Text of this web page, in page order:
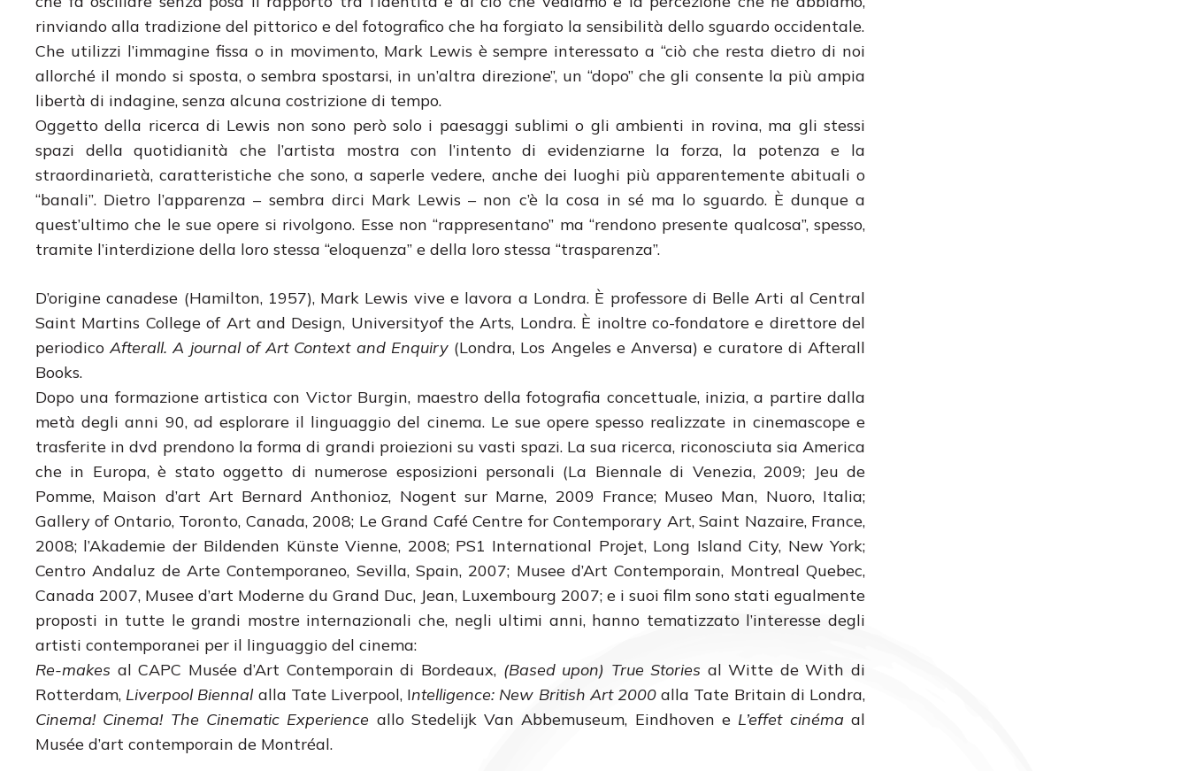
rinviando alla tradizione del pittorico e del fotografico che ha forgiato la sensibilità dello sguardo occidentale.
Che utilizzi l’immagine fissa o in movimento, Mark Lewis è sempre interessato a “ciò che resta dietro di noi
allorché il mondo si sposta, o sembra spostarsi, in un’altra direzione”, un “dopo” che gli consente la più ampia
libertà di indagine, senza alcuna costrizione di tempo.
Oggetto della ricerca di Lewis non sono però solo i paesaggi sublimi o gli ambienti in rovina, ma gli stessi
spazi della quotidianità che l’artista mostra con l’intento di evidenziarne la forza, la potenza e la
straordinarietà, caratteristiche che sono, a saperle vedere, anche dei luoghi più apparentemente abituali o
“banali”. Dietro l’apparenza – sembra dirci Mark Lewis – non c’è la cosa in sé ma lo sguardo. È dunque a
quest’ultimo che le sue opere si rivolgono. Esse non “rappresentano” ma “rendono presente qualcosa”, spesso,
tramite l’interdizione della loro stessa “eloquenza” e della loro stessa “trasparenza”.
D’origine canadese (Hamilton, 1957), Mark Lewis vive e lavora a Londra. È professore di Belle Arti al Central
Saint Martins College of Art and Design, Universityof the Arts, Londra. È inoltre co-fondatore e direttore del
periodicoAfterall. A journal of Art Context and Enquiry(Londra, Los Angeles e Anversa) e curatore di Afterall
Books.
Dopo una formazione artistica con Victor Burgin, maestro della fotografia concettuale, inizia, a partire dalla
metà degli anni 90, ad esplorare il linguaggio del cinema. Le sue opere spesso realizzate in cinemascope e
trasferite in dvd prendono la forma di grandi proiezioni su vasti spazi. La sua ricerca, riconosciuta sia America
che in Europa, è stato oggetto di numerose esposizioni personali (La Biennale di Venezia, 2009; Jeu de
Pomme, Maison d’art Art Bernard Anthonioz, Nogent sur Marne, 2009 France; Museo Man, Nuoro, Italia;
Gallery of Ontario, Toronto, Canada, 2008; Le Grand Café Centre for Contemporary Art, Saint Nazaire, France,
2008; l’Akademie der Bildenden Künste Vienne, 2008; PS1 International Projet, Long Island City, New York;
Centro Andaluz de Arte Contemporaneo, Sevilla, Spain, 2007; Musee d’Art Contemporain, Montreal Quebec,
Canada 2007, Musee d’art Moderne du Grand Duc, Jean, Luxembourg 2007; e i suoi film sono stati egualmente
proposti in tutte le grandi mostre internazionali che, negli ultimi anni, hanno tematizzato l’interesse degli
artisti contemporanei per il linguaggio del cinema:
Re-makes al CAPC Musée d’Art Contemporain di Bordeaux, (Based upon) True Stories al Witte de With di
Rotterdam, Liverpool Biennalalla Tate Liverpool, Intelligence: New British Art 2000 alla Tate Britain di Londra,
Cinema! Cinema! The Cinematic Experience allo Stedelijk Van Abbemuseum, Eindhoven e L’effet cinémaal
Musée d’art contemporain de Montréal.